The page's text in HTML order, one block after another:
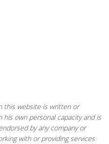
this website is written or
his own personal capacity and is
by any company or
with or providing services